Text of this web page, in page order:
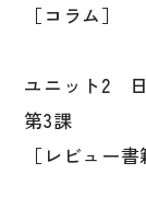
［コラム］
ユニット2
第3課
［レビュー
中川恵